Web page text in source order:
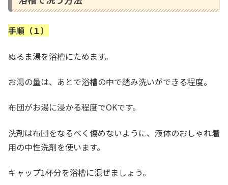
手順（１）
ぬるま湯を浴槽にためます。
お湯の量は、あとで浴槽の中で踏み洗いができる程度。
布団がお湯に浸かる程度でOKです。
洗剤は布団をなるべく傷めないように、液体のおしゃれ着
用の中性洗剤を使います。
キャップ1杯分を浴槽に混ぜましょう。